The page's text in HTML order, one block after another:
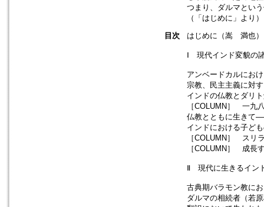
つまり、ダルマとい
（「はじめに」より）
目次
はじめに（嵩 満也）
Ⅰ 現代インド変貌の
アンベードカルにお
宗教、民主主義に対
インドの仏教とダリ
［COLUMN］ 一九
仏教とともに生きて
インドにおける子ど
［COLUMN］ スリ
［COLUMN］ 成長
Ⅱ 現代に生きるイン
古典期バラモン教に
ダルマの相続者（若